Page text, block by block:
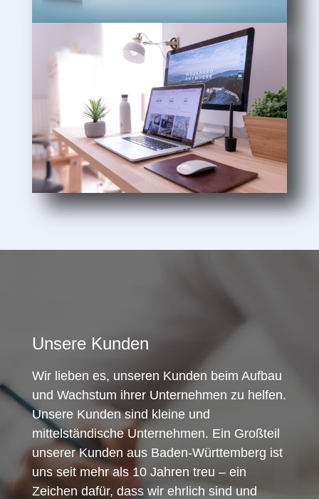
Unsere Kunden
Wir lieben es, unseren Kunden beim Aufbau
und Wachstum ihrer Unternehmen zu helfen.
Unsere Kunden sind kleine und
mittelständische Unternehmen. Ein Großteil
unserer Kunden aus Baden-Württemberg ist
uns seit mehr als 10 Jahren treu – ein
Zeichen dafür, dass wir ehrlich sind und